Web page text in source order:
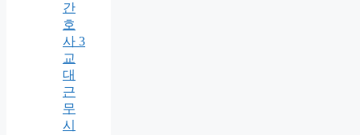
간
호
사 3
교
대
근
무
시